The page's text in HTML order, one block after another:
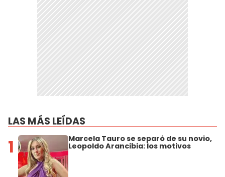
LAS MÁS LEÍDAS
1 Marcela Tauro se separó de su novio,
Leopoldo Arancibia: los motivos